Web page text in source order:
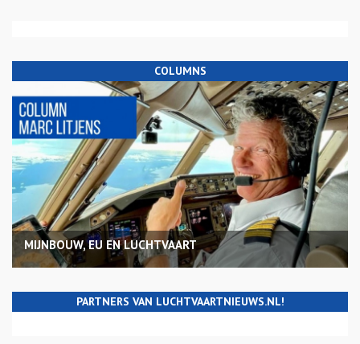
COLUMNS
MIJNBOUW, EU EN LUCHTVAART
PARTNERS VAN LUCHTVAARTNIEUWS.NL!